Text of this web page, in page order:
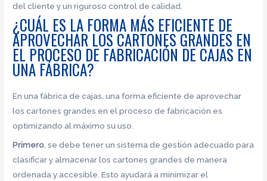
del cliente y un riguroso control de calidad.
¿CUÁL ES LA FORMA MÁS EFICIENTE DE
APROVECHAR LOS CARTONES GRANDES EN
EL PROCESO DE FABRICACIÓN DE CAJAS EN
UNA FÁBRICA?
En una fábrica de cajas, una forma eficiente de aprovechar
los cartones grandes en el proceso de fabricación es
optimizando al máximo su uso.
Primero, se debe tener un sistema de gestión adecuado para
clasificar y almacenar los cartones grandes de manera
ordenada y accesible. Esto ayudará a minimizar el